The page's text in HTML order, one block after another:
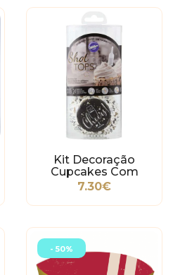
Kit Decoração
Cupcakes Com
Pipetas
7.30€
- 50%